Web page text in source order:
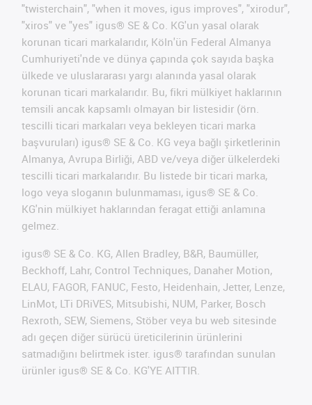
"twisterchain", "when it moves, igus improves", "xirodur",
"xiros" ve "yes" igus® SE & Co. KG'un yasal olarak
korunan ticari markalarıdır, Köln'ün Federal Almanya
Cumhuriyeti'nde ve dünya çapında çok sayıda başka
ülkede ve uluslararası yargı alanında yasal olarak
korunan ticari markalarıdır. Bu, fikri mülkiyet haklarının
temsili ancak kapsamlı olmayan bir listesidir (örn.
tescilli ticari markaları veya bekleyen ticari marka
başvuruları) igus® SE & Co. KG veya bağlı şirketlerinin
Almanya, Avrupa Birliği, ABD ve/veya diğer ülkelerdeki
tescilli ticari markalarıdır. Bu listede bir ticari marka,
logo veya sloganın bulunmaması, igus® SE & Co.
KG'nin mülkiyet haklarından feragat ettiği anlamına
gelmez.
igus® SE & Co. KG, Allen Bradley, B&R, Baumüller,
Beckhoff, Lahr, Control Techniques, Danaher Motion,
ELAU, FAGOR, FANUC, Festo, Heidenhain, Jetter, Lenze,
LinMot, LTi DRiVES, Mitsubishi, NUM, Parker, Bosch
Rexroth, SEW, Siemens, Stöber veya bu web sitesinde
adı geçen diğer sürücü üreticilerinin ürünlerini
satmadığını belirtmek ister. igus® tarafından sunulan
ürünler igus® SE & Co. KG'YE AITTIR.